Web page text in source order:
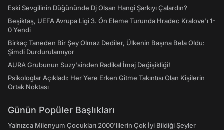
Eski Sevgilinin Düğününde Dj Olsan Hangi Şarkıyı Çalardın?
Beşiktaş, UEFA Avrupa Ligi 3. Ön Eleme Turunda Hradec Kralove'ı 1-
0 Yendi
Birkaç Taneden Bir Şey Olmaz Dediler, Ülkenin Başına Bela Oldu:
Şimdi Durdurulamıyor
AURA Grubunun Suzy'sinden Radikal İmaj Değişikliği!
Psikologlar Açıkladı: Her Yere Erken Gitme Takıntısı Olan Kişilerin
Ortak Noktası
Günün Popüler Başlıkları
Yalnızca Milenyum Çocukları 2000'lilerin Çok İyi Bildiği Şeyler